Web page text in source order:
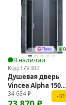
В наличии
Код:379302
Душевая дверь
Vincea Alpha 150
VDS-3AL150CL
34 684₽ -